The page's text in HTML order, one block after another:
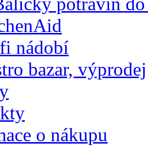
nádobí
bazar, výprodej
o nákupu